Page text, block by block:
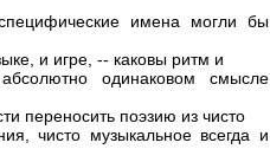
имена могли бы
и игре, -- каковы ритм и
одинаковом смысле
переносить поэзию из чисто
чисто музыкальное всегда и